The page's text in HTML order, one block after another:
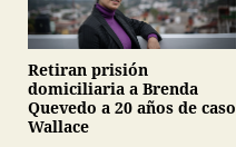
Retiran prisión
domiciliaria a Brenda
Quevedo a 20 años de caso
Wallace